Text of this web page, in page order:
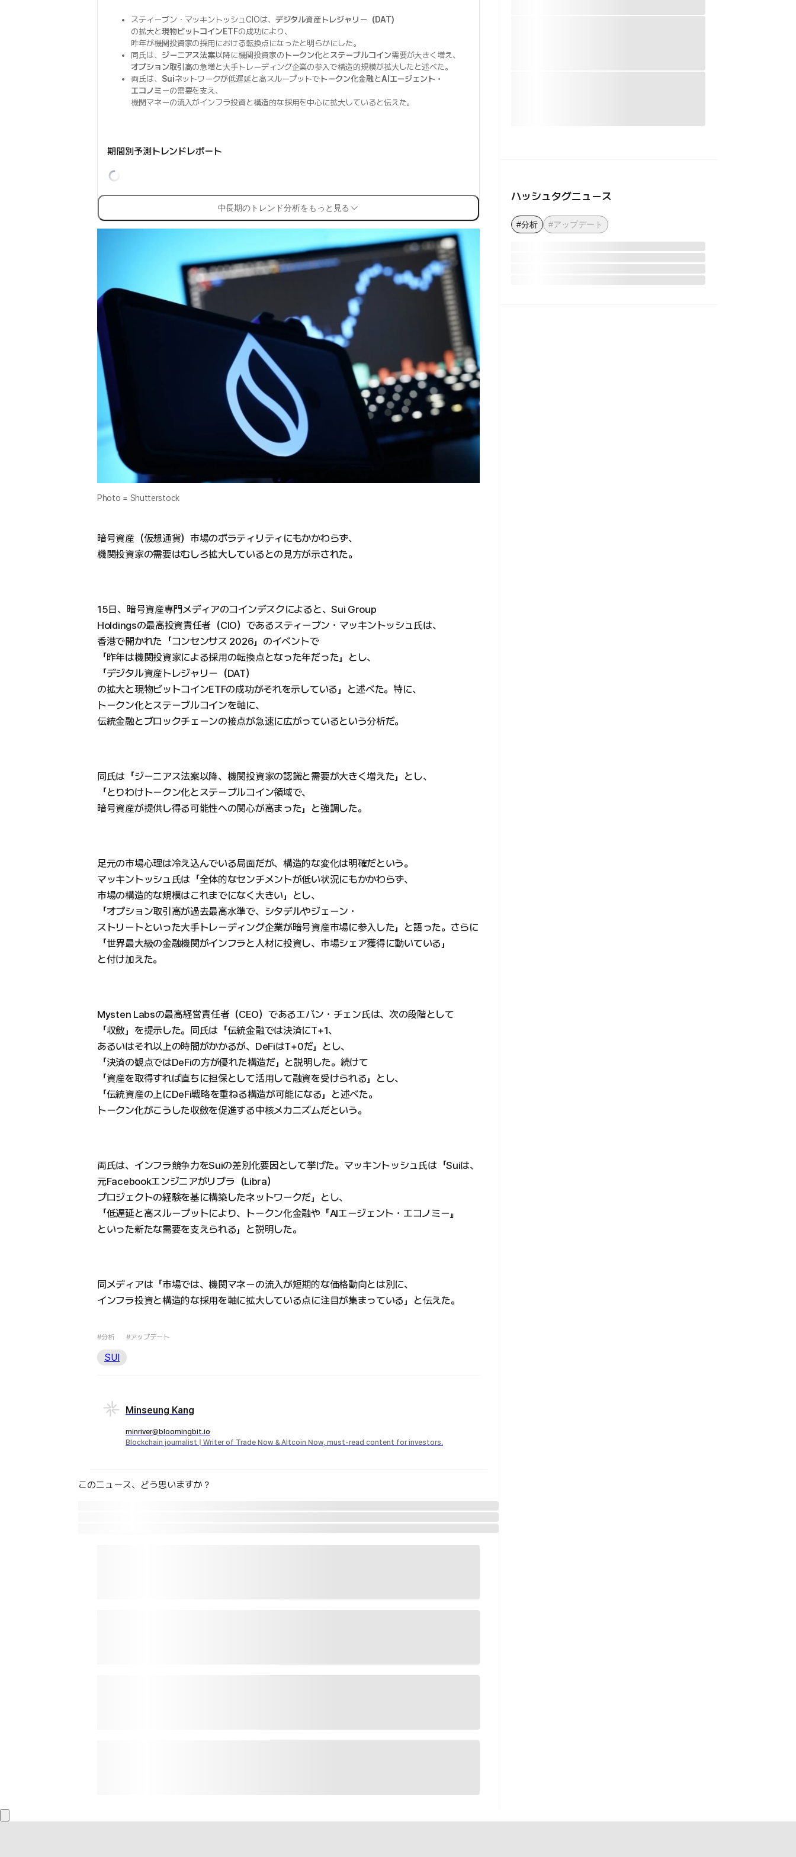
スティーブン・マッキントッシュCIOは、 デジタル資産トレジャリー（DAT）
の拡大と現物ビットコインETFの成功により、
昨年が機関投資家の採用における転換点になったと明らかにした。
同氏は、 ジーニアス法案以降に機関投資家の トークン化とステーブルコイン需要が大きく増え、
オプション取引高の急増と大手トレーディング企業の参入で構造的規模が拡大したと述べた。
両氏は、 Suiネットワークが低遅延と高スループットでトークン化金融とAIエージェント・
エコノミーの需要を支え、
機関マネーの流入がインフラ投資と構造的な採用を中心に拡大していると伝えた。
期間別予測トレンドレポート
中長期のトレンド分析をもっと見る
Photo = Shutterstock
暗号資産（仮想通貨）市場のボラティリティにもかかわらず、
機関投資家の需要はむしろ拡大しているとの見方が示された。
15日、暗号資産専門メディアのコインデスクによると、Sui Group
Holdingsの最高投資責任者（CIO）であるスティーブン・マッキントッシュ氏は、
香港で開かれた「コンセンサス 2026」のイベントで
「昨年は機関投資家による採用の転換点となった年だった」とし、
「デジタル資産トレジャリー（DAT）
の拡大と現物ビットコインETFの成功がそれを示している」と述べた。特に、
トークン化とステーブルコインを軸に、
伝統金融とブロックチェーンの接点が急速に広がっているという分析だ。
同氏は「ジーニアス法案以降、機関投資家の認識と需要が大きく増えた」とし、
「とりわけトークン化とステーブルコイン領域で、
暗号資産が提供し得る可能性への関心が高まった」と強調した。
足元の市場心理は冷え込んでいる局面だが、構造的な変化は明確だという。
マッキントッシュ氏は「全体的なセンチメントが低い状況にもかかわらず、
市場の構造的な規模はこれまでになく大きい」とし、
「オプション取引高が過去最高水準で、シタデルやジェーン・
ストリートといった大手トレーディング企業が暗号資産市場に参入した」と語った。さらに
「世界最大級の金融機関がインフラと人材に投資し、市場シェア獲得に動いている」
と付け加えた。
Mysten Labsの最高経営責任者（CEO）であるエバン・チェン氏は、次の段階として
「収斂」を提示した。同氏は「伝統金融では決済にT+1、
あるいはそれ以上の時間がかかるが、DeFiはT+0だ」とし、
「決済の観点ではDeFiの方が優れた構造だ」と説明した。続けて
「資産を取得すれば直ちに担保として活用して融資を受けられる」とし、
「伝統資産の上にDeFi戦略を重ねる構造が可能になる」と述べた。
トークン化がこうした収斂を促進する中核メカニズムだという。
両氏は、インフラ競争力をSuiの差別化要因として挙げた。マッキントッシュ氏は「Suiは、
元Facebookエンジニアがリブラ（Libra）
プロジェクトの経験を基に構築したネットワークだ」とし、
「低遅延と高スループットにより、トークン化金融や『AIエージェント・エコノミー』
といった新たな需要を支えられる」と説明した。
同メディアは「市場では、機関マネーの流入が短期的な価格動向とは別に、
インフラ投資と構造的な採用を軸に拡大している点に注目が集まっている」と伝えた。
#分析 #アップデート
SUI
Minseung Kang
minriver@bloomingbit.io
Blockchain journalist | Writer of Trade Now & Altcoin Now, must-read content for investors.
このニュース、どう思いますか？
ハッシュタグニュース
#分析 #アップデート